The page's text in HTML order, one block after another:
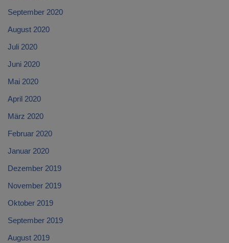
September 2020
August 2020
Juli 2020
Juni 2020
Mai 2020
April 2020
März 2020
Februar 2020
Januar 2020
Dezember 2019
November 2019
Oktober 2019
September 2019
August 2019